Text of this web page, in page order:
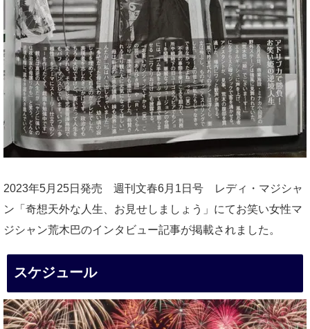
2023年5月25日発売 週刊文春6月1日号 レディ・マジシャ
ン「奇想天外な人生、お見せしましょう」にてお笑い女性マ
ジシャン荒木巴のインタビュー記事が掲載されました。
スケジュール